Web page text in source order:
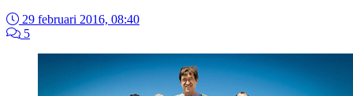
29 februari 2016, 08:40
5